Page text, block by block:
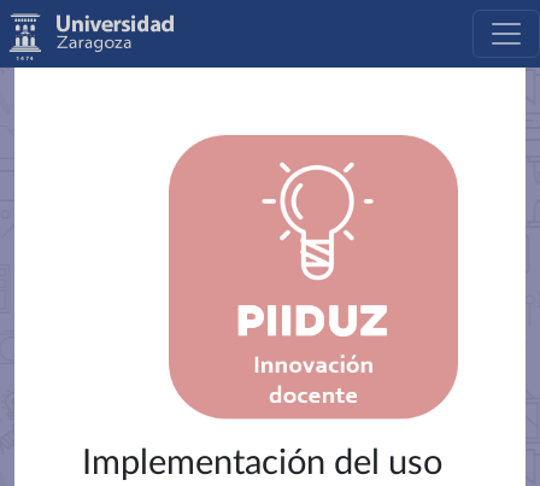
Implementación del uso